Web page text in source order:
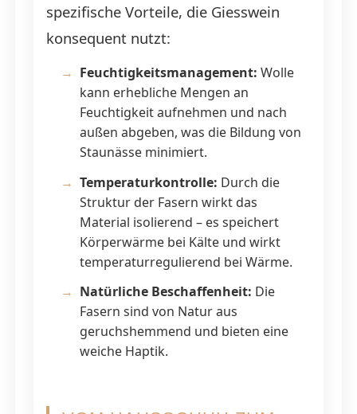
spezifische Vorteile, die Giesswein
konsequent nutzt:
Feuchtigkeitsmanagement: Wolle
kann erhebliche Mengen an
Feuchtigkeit aufnehmen und nach
außen abgeben, was die Bildung von
Staunässe minimiert.
Temperaturkontrolle: Durch die
Struktur der Fasern wirkt das
Material isolierend – es speichert
Körperwärme bei Kälte und wirkt
temperaturregulierend bei Wärme.
Natürliche Beschaffenheit: Die
Fasern sind von Natur aus
geruchshemmend und bieten eine
weiche Haptik.